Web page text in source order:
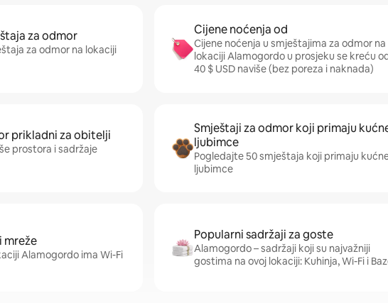
za odmor
za odmor na lokaciji
Cijene noćenja od
Cijene noćenja u smještajima za odmor na
lokaciji Alamogordo u prosjeku se kreću
40 $ USD naviše (bez poreza i naknada)
prikladni za obitelji
prostora i sadržaje
Smještaji za odmor koji primaju
ljubimce
Pogledajte 50 smještaja koji primaju
ljubimce
mreže
Alamogordo ima Wi-Fi
Popularni sadržaji za goste
Alamogordo – sadržaji koji su najvažniji
gostima na ovoj lokaciji: Kuhinja, Wi-Fi i